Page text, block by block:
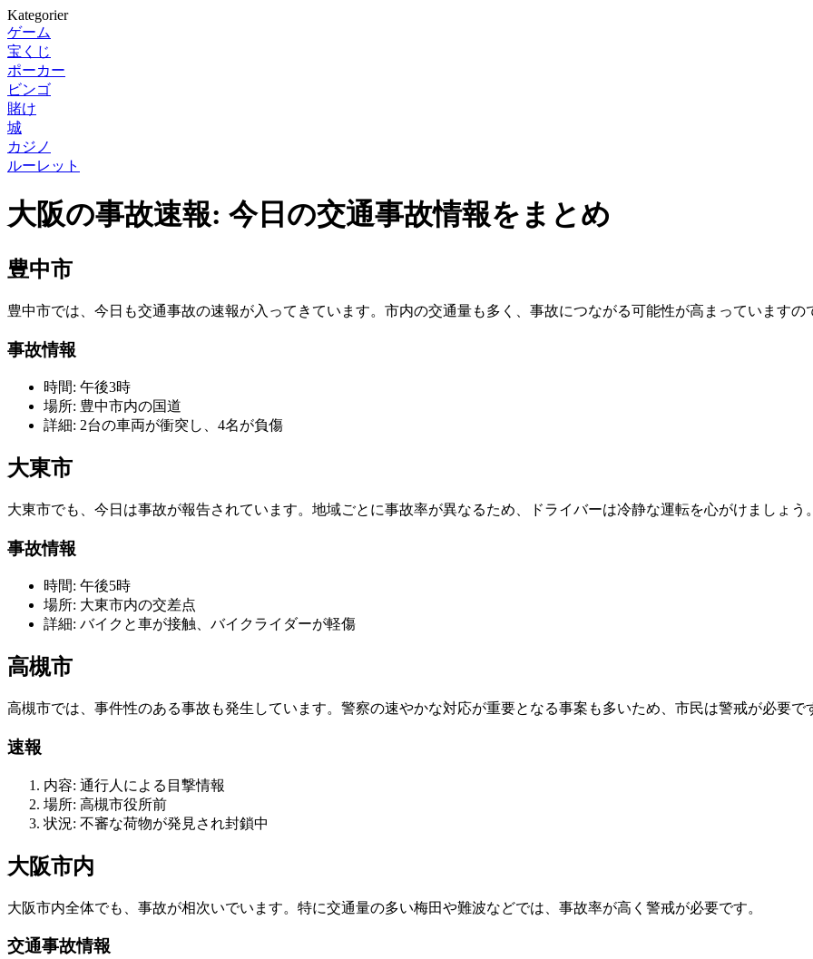
Kategorier
ゲーム
宝くじ
ポーカー
ビンゴ
賭け
城
カジノ
ルーレット
大阪の事故速報: 今日の交通事故情報をまとめ
豊中市
豊中市では、今日も交通事故の速報が入ってきています。市内の交通量も多く、事故につながる可能性が高まっています
事故情報
時間: 午後3時
場所: 豊中市内の国道
詳細: 2台の車両が衝突し、4名が負傷
大東市
大東市でも、今日は事故が報告されています。地域ごとに事故率が異なるため、ドライバーは冷静な運転を心がけましょう
事故情報
時間: 午後5時
場所: 大東市内の交差点
詳細: バイクと車が接触、バイクライダーが軽傷
高槻市
高槻市では、事件性のある事故も発生しています。警察の速やかな対応が重要となる事案も多いため、市民は警戒が必要で
速報
内容: 通行人による目撃情報
場所: 高槻市役所前
状況: 不審な荷物が発見され封鎖中
大阪市内
大阪市内全体でも、事故が相次いでいます。特に交通量の多い梅田や難波などでは、事故率が高く警戒が必要です。
交通事故情報